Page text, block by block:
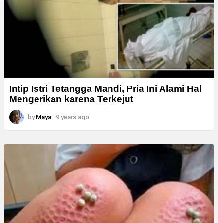
Intip Istri Tetangga Mandi, Pria Ini Alami Hal
Mengerikan karena Terkejut
by Maya 9 years ago